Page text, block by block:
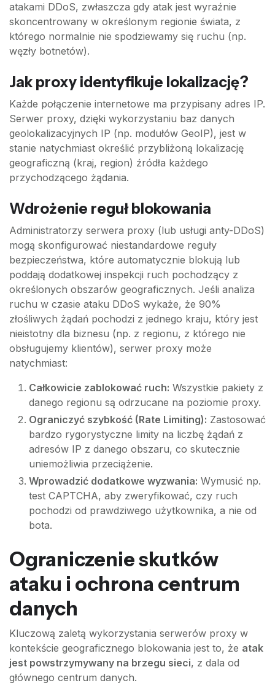
atakami DDoS, zwłaszcza gdy atak jest wyraźnie
skoncentrowany w określonym regionie świata, z
którego normalnie nie spodziewamy się ruchu (np.
węzły botnetów).
Jak proxy identyfikuje lokalizację?
Każde połączenie internetowe ma przypisany adres IP.
Serwer proxy, dzięki wykorzystaniu baz danych
geolokalizacyjnych IP (np. modułów GeoIP), jest w
stanie natychmiast określić przybliżoną lokalizację
geograficzną (kraj, region) źródła każdego
przychodzącego żądania.
Wdrożenie reguł blokowania
Administratorzy serwera proxy (lub usługi anty-DDoS)
mogą skonfigurować niestandardowe reguły
bezpieczeństwa, które automatycznie blokują lub
poddają dodatkowej inspekcji ruch pochodzący z
określonych obszarów geograficznych. Jeśli analiza
ruchu w czasie ataku DDoS wykaże, że 90%
złośliwych żądań pochodzi z jednego kraju, który jest
nieistotny dla biznesu (np. z regionu, z którego nie
obsługujemy klientów), serwer proxy może
natychmiast:
Całkowicie zablokować ruch: Wszystkie pakiety z
danego regionu są odrzucane na poziomie proxy.
Ograniczyć szybkość (Rate Limiting): Zastosować
bardzo rygorystyczne limity na liczbę żądań z
adresów IP z danego obszaru, co skutecznie
uniemożliwia przeciążenie.
Wprowadzić dodatkowe wyzwania: Wymusić np.
test CAPTCHA, aby zweryfikować, czy ruch
pochodzi od prawdziwego użytkownika, a nie od
bota.
Ograniczenie skutków
ataku i ochrona centrum
danych
Kluczową zaletą wykorzystania serwerów proxy w
kontekście geograficznego blokowania jest to, że atak
jest powstrzymywany na brzegu sieci, z dala od
głównego centrum danych.